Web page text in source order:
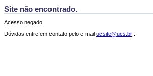
Site não encontrado.
Acesso negado.
Dúvidas entre em contato pelo e-mail ucsite@ucs.br